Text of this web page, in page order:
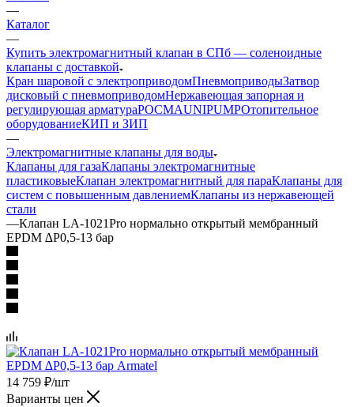
—
Каталог
—
Купить электромагнитный клапан в СПб — соленоидные
клапаны с доставкой
Кран шаровой с электроприводомПневмоприводыЗатвор
дисковый с пневмоприводомНержавеющая запорная и
регулирующая арматураРОСМАUNIPUMPОтопительное
оборудованиеКИП и ЗИП
—
Электромагнитные клапаны для воды
Клапаны для газаКлапаны электромагнитные
пластиковыеКлапан электромагнитный для параКлапаны для
систем с повышенным давлениемКлапаны из нержавеющей
стали
—Клапан LA-1021Pro нормально открытый мембранный
EPDM ∆P0,5-13 бар
14 759 ₽/шт
Варианты цен